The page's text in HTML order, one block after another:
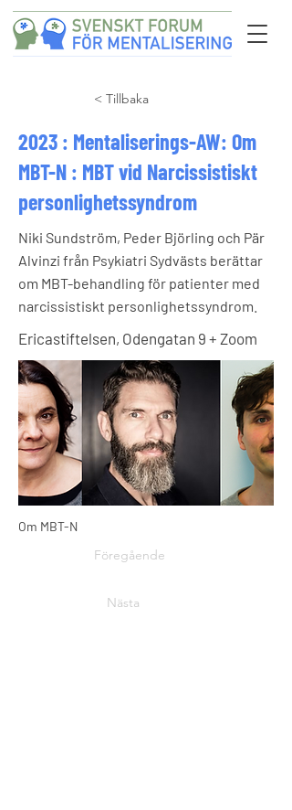
< Tillbaka
2023 : Mentaliserings-AW: Om
MBT-N : MBT vid Narcissistiskt
personlighetssyndrom
Niki Sundström, Peder Björling och Pär
Alvinzi från Psykiatri Sydvästs berättar
om MBT-behandling för patienter med
narcissistiskt personlighetssyndrom.
Ericastiftelsen, Odengatan 9 + Zoom
Om MBT-N
Föregående
Nästa